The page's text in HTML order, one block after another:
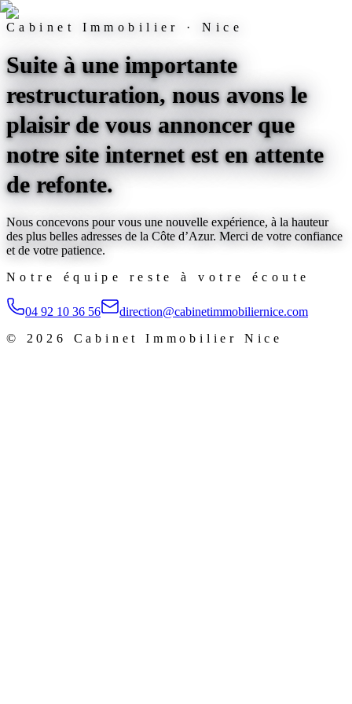
Cabinet Immobilier · Nice
Suite à une importante
restructuration, nous avons le
plaisir de vous annoncer que
notre site internet est en attente
de refonte.
Nous concevons pour vous une nouvelle expérience, à la hauteur
des plus belles adresses de la Côte d’Azur. Merci de votre confiance
et de votre patience.
Notre équipe reste à votre écoute
04 92 10 36 56
direction@cabinetimmobiliernice.com
© 2026 Cabinet Immobilier Nice